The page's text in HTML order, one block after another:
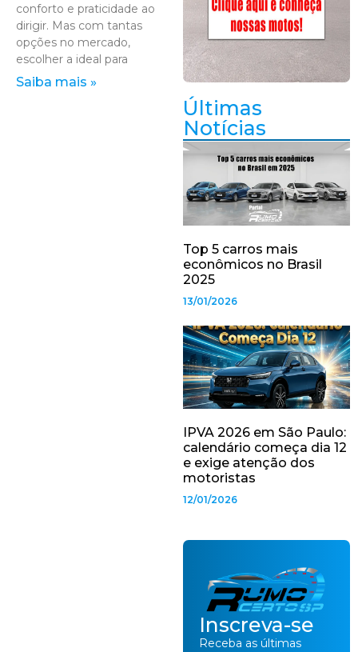
conforto e praticidade ao
dirigir. Mas com tantas
opções no mercado,
escolher a ideal para
Saiba mais »
Últimas
Notícias
Top 5 carros mais
econômicos no Brasil
2025
13/01/2026
IPVA 2026 em São Paulo:
calendário começa dia 12
e exige atenção dos
motoristas
12/01/2026
Inscreva-se
Receba as últimas